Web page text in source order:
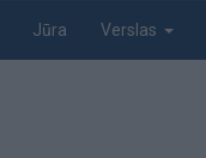
Jūra Verslas